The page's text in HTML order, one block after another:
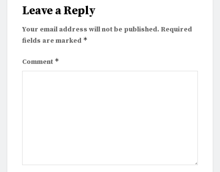
Leave a Reply
Your email address will not be published. Required
fields are marked *
Comment *